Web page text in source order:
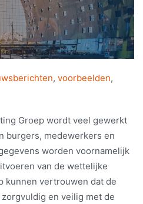
, voorbeelden,
Groep wordt veel gewerkt
burgers, medewerkers en
worden voornamelijk
van de wettelijke
kunnen vertrouwen dat de
en veilig met de